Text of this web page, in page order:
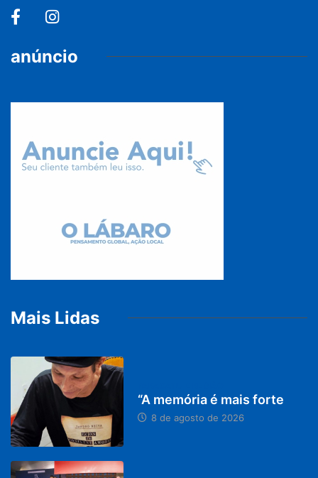
anúncio
Mais Lidas
“A memória é mais forte
8 de agosto de 2026